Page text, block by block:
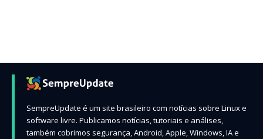
SempreUpdate é um site brasileiro com notícias sobre Linux e
software livre. Publicamos notícias, tutoriais e análises,
também cobrimos segurança, Android, Apple, Windows, IA e